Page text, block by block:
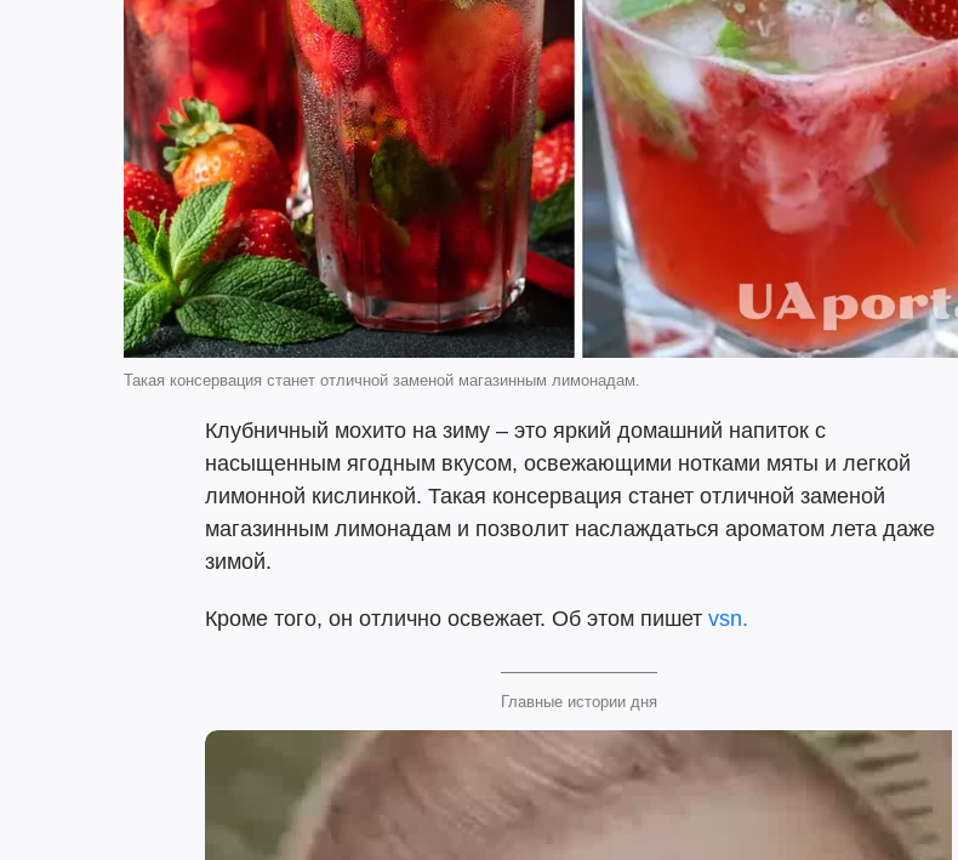
Такая консервация станет отличной заменой магазинным лимонадам.
Клубничный мохито на зиму – это яркий домашний напиток с
насыщенным ягодным вкусом, освежающими нотками мяты и легкой
лимонной кислинкой. Такая консервация станет отличной заменой
магазинным лимонадам и позволит наслаждаться ароматом лета даже
зимой.
Кроме того, он отлично освежает. Об этом пишет vsn.
Главные истории дня